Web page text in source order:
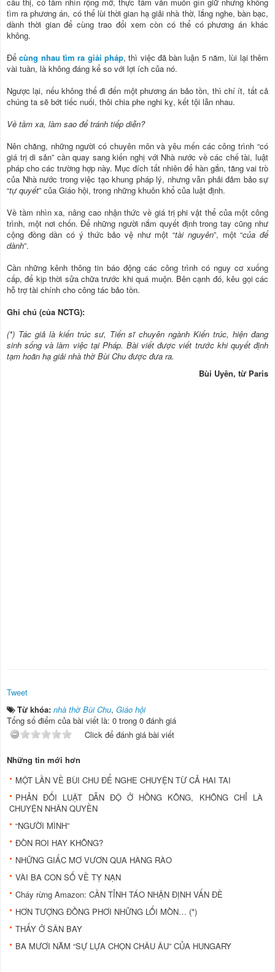
tìm ra phương án, có thể lùi thời gian hạ giải nhà thờ, lắng nghe, bàn bạc,
dành thời gian để cùng trao đổi xem còn có thể có phương án khác
không.
Đểcùng nhau tìm ra giải pháp, thì việc đã bàn luận 5 năm, lùi lại thêm
vài tuần, là không đáng kể so với lợi ích của nó.
Ngược lại, nếu không thể đi đến một phương án bảo tồn, thì chí ít, tất cả
chúng ta sẽ bớt tiếc nuối, thôi chia phe nghi kỵ, kết tội lẫn nhau.
Về tầm xa, làm sao để tránh tiếp diễn?
Nên chăng, những người có chuyên môn và yêu mến các công trình “có
giá trị di sản” cần quay sang kiến nghị với Nhà nước về các chế tài, luật
pháp cho các trường hợp này. Mục đích tất nhiên để hàn gắn, tăng vai trò
của Nhà nước trong việc tạo khung pháp lý, nhưng vẫn phải đảm bảo sự
“tự quyết” của Giáo hội, trong những khuôn khổ của luật định.
Về tầm nhìn xa, nâng cao nhận thức về giá trị phi vật thể của một công
trình, một nơi chốn. Để những người nắm quyết định trong tay cũng như
cộng đồng dần có ý thức bảo vệ như một “tài nguyên”, một “của để
dành”.
Cần những kênh thông tin báo động các công trình có nguy cơ xuống
cấp, để kịp thời sửa chữa trước khi quá muộn. Bên cạnh đó, kêu gọi các
hỗ trợ tài chính cho công tác bảo tồn.
Ghi chú (của NCTG):
(*) Tác giả là kiến trúc sư, Tiến sĩ chuyên ngành Kiến trúc, hiện đang
sinh sống và làm việc tại Pháp. Bài viết được viết trước khi quyết định
tạm hoãn hạ giải nhà thờ Bùi Chu được đưa ra.
Bùi Uyên, từ Paris
Tweet
Từ khóa: nhà thờ Bùi Chu, Giáo hội
Tổng số điểm của bài viết là: 0 trong 0 đánh giá
Click để đánh giá bài viết
Những tin mới hơn
MỘT LẦN VỀ BÙI CHU ĐỂ NGHE CHUYỆN TỪ CẢ HAI TAI
PHẢN ĐỐI LUẬT DẪN ĐỘ Ở HỒNG KÔNG, KHÔNG CHỈ LÀ
CHUYỆN NHÂN QUYỀN
“NGƯỜI MÌNH”
ĐÒN ROI HAY KHÔNG?
NHỮNG GIẤC MƠ VƯƠN QUA HÀNG RÀO
VÀI BA CON SỐ VỀ TỴ NẠN
Cháy rừng Amazon: CẦN TỈNH TÁO NHẬN ĐỊNH VẤN ĐỀ
HƠN TƯỢNG ĐỒNG PHƠI NHỮNG LỐI MÒN… (*)
THẤY Ở SÂN BAY
BA MƯƠI NĂM “SỰ LỰA CHỌN CHÂU ÂU” CỦA HUNGARY